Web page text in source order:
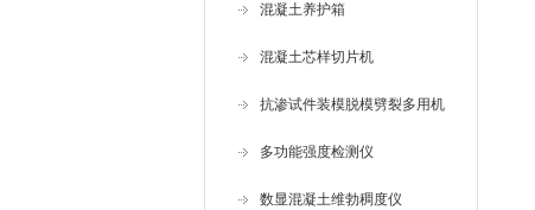
混凝土养护箱
混凝土芯样切片机
抗渗试件装模脱模劈裂多用机
多功能强度检测仪
数显混凝土维勃稠度仪